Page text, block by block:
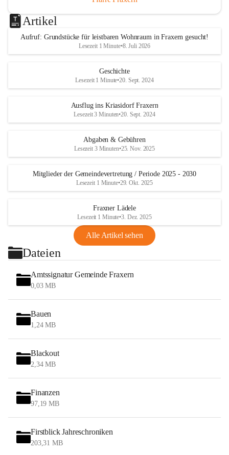
Artikel
Aufruf: Grundstücke für leistbaren Wohnraum in Fraxern gesucht!
Lesezeit 1 Minute•8. Juli 2026
Geschichte
Lesezeit 1 Minute•20. Sept. 2024
Ausflug ins Kriasidorf Fraxern
Lesezeit 3 Minuten•20. Sept. 2024
Abgaben & Gebühren
Lesezeit 3 Minuten•25. Nov. 2025
Mitglieder der Gemeindevertretung / Periode 2025 - 2030
Lesezeit 1 Minute•29. Okt. 2025
Fraxner Lädele
Lesezeit 1 Minute•3. Dez. 2025
Alle Artikel sehen
Dateien
Amtssignatur Gemeinde Fraxern
0,03 MB
Bauen
1,24 MB
Blackout
2,34 MB
Finanzen
97,19 MB
Firstblick Jahreschroniken
203,31 MB